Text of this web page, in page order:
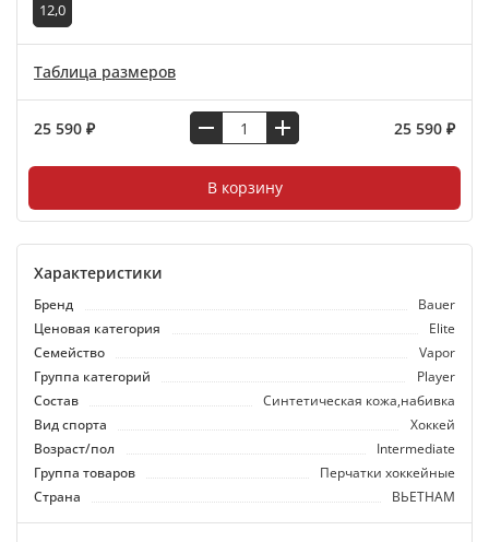
12,0
Таблица размеров
25 590 ₽ 25 590 ₽
В корзину
Характеристики
Бренд
Bauer
Ценовая категория
Elite
Семейство
Vapor
Группа категорий
Player
Состав
Синтетическая кожа,набивка
Вид спорта
Хоккей
Возраст/пол
Intermediate
Группа товаров
Перчатки хоккейные
Страна
ВЬЕТНАМ